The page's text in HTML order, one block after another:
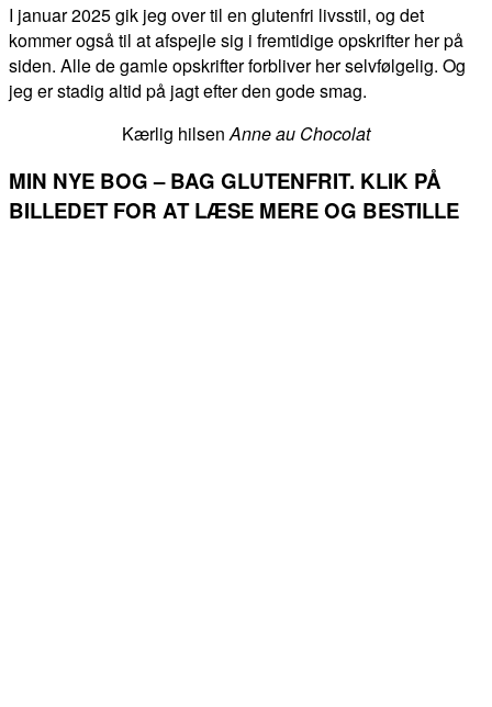
I januar 2025 gik jeg over til en glutenfri livsstil, og det
kommer også til at afspejle sig i fremtidige opskrifter her på
siden. Alle de gamle opskrifter forbliver her selvfølgelig. Og
jeg er stadig altid på jagt efter den gode smag.
Kærlig hilsenAnne au Chocolat
MIN NYE BOG – BAG GLUTENFRIT. KLIK PÅ
BILLEDET FOR AT LÆSE MERE OG BESTILLE